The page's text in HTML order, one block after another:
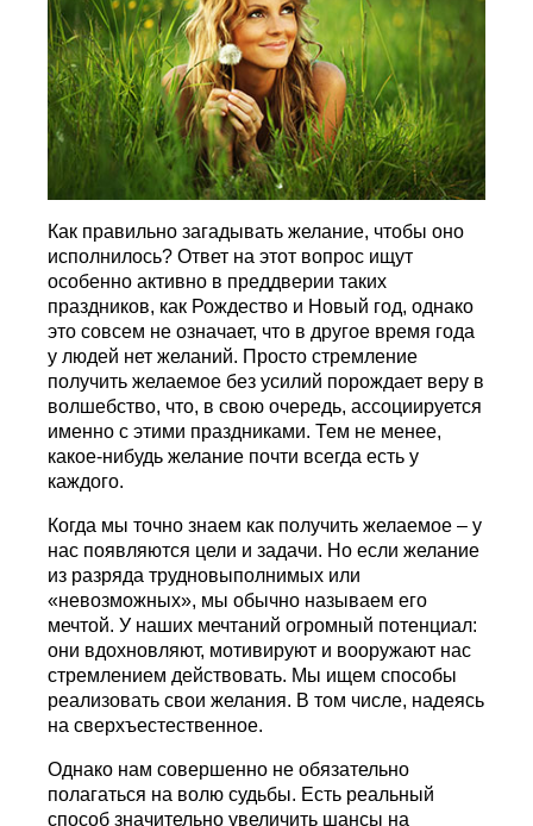
Как правильно загадывать желание, чтобы оно
исполнилось? Ответ на этот вопрос ищут
особенно активно в преддверии таких
праздников, как Рождество и Новый год, однако
это совсем не означает, что в другое время года
у людей нет желаний. Просто стремление
получить желаемое без усилий порождает веру в
волшебство, что, в свою очередь, ассоциируется
именно с этими праздниками. Тем не менее,
какое-нибудь желание почти всегда есть у
каждого.
Когда мы точно знаем как получить желаемое – у
нас появляются цели и задачи. Но если желание
из разряда трудновыполнимых или
«невозможных», мы обычно называем его
мечтой. У наших мечтаний огромный потенциал:
они вдохновляют, мотивируют и вооружают нас
стремлением действовать. Мы ищем способы
реализовать свои желания. В том числе, надеясь
на сверхъестественное.
Однако нам совершенно не обязательно
полагаться на волю судьбы. Есть реальный
способ значительно увеличить шансы на